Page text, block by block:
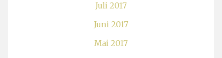
Juli 2017
Juni 2017
Mai 2017